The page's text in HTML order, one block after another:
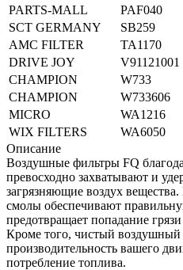
PARTS-MALL
PAF040
SCT GERMANY
SB259
AMC FILTER
TA1170
DRIVE JOY
V91121001
CHAMPION
W733
CHAMPION
W733606
MICRO
WA1216
WIX FILTERS
WA6050
Описание
Воздушные фильтры FQ
превосходно захватывают и
загрязняющие воздух
смолы обеспечивают
предотвращает попадание
Кроме того, чистый
производительность вашего
потребление топлива.